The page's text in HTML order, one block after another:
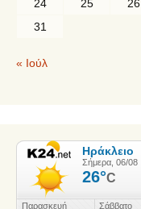
24
25 26
31
« Ιούλ